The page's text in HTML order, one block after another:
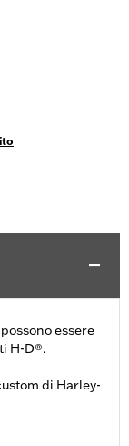
essere
H-D®.
di Harley-